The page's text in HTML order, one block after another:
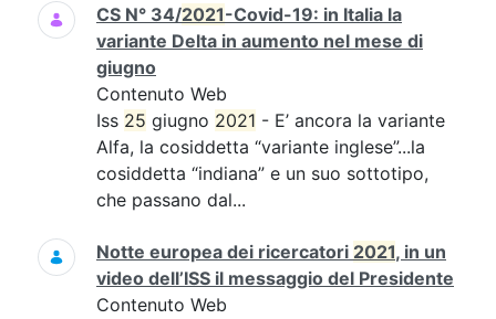
CS N° 34/2021-Covid-19: in Italia la
variante Delta in aumento nel mese di
giugno
Contenuto Web
Iss 25 giugno 2021 - E’ ancora la variante
Alfa, la cosiddetta “variante inglese”...la
cosiddetta “indiana” e un suo sottotipo,
che passano dal...
Notte europea dei ricercatori 2021, in un
video dell’ISS il messaggio del Presidente
Contenuto Web